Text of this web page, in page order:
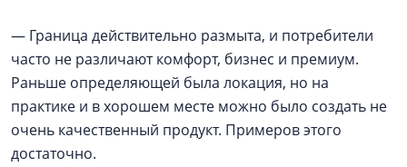
— Граница действительно размыта, и потребители
часто не различают комфорт, бизнес и премиум.
Раньше определяющей была локация, но на
практике и в хорошем месте можно было создать не
очень качественный продукт. Примеров этого
достаточно.